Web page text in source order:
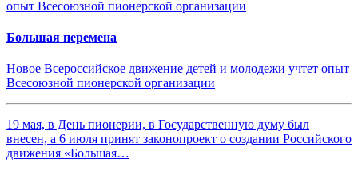
Большая перемена
Новое Всероссийское движение детей и молодежи учтет опыт
Всесоюзной пионерской организации
19 мая, в День пионерии, в Государственную думу был
внесен, а 6 июля принят законопроект о создании Российского
движения «Большая…